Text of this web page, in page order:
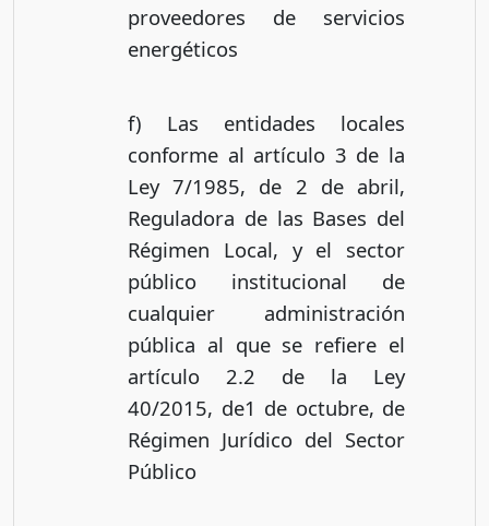
proveedores de servicios
energéticos
f) Las entidades locales
conforme al artículo 3 de la
Ley 7/1985, de 2 de abril,
Reguladora de las Bases del
Régimen Local, y el sector
público institucional de
cualquier administración
pública al que se refiere el
artículo 2.2 de la Ley
40/2015, de1 de octubre, de
Régimen Jurídico del Sector
Público